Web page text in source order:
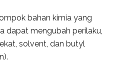
bahan kimia yang
dapat mengubah perilaku,
solvent, dan butyl